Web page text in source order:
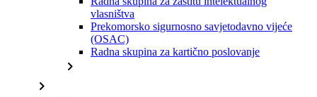
vlasništva
Prekomorsko sigurnosno savjetodavno vijeće
(OSAC)
Radna skupina za kartično poslovanje
chevron_right
chevron_right